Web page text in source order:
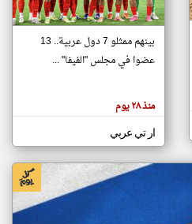
تغيير الدولة
اخبار جزر القمر على مدار الساعة
أهم اخبار جزر القمر العاجلة والمباشرة
بينهم ممثلو 7 دول عربية.. 13
عضوا في مجلس "الفيفا" ...
منذ ٢٨ يوم
ار تي عربي
klyoum.com